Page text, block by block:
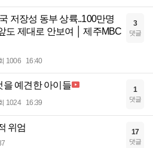
저장성 동부 상륙..100만명
도 제대로 안보여 │ 제주MBC
1006 16:40
3
댓글
을 예견한 아이들
1024 16:39
1
댓글
위엄 17
댓글